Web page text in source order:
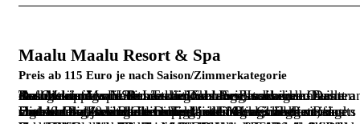
Maalu Maalu Resort & Spa
Preis ab 115 Euro je nach Saison/Zimmerkategorie
Das Maalu Maalu Resort liegt an der Passekudah-Bucht an der Ostküste von Sri Lanka. Der lange, sonnige Traumstrand am Ufer des türkisblauen Indischen Ozean und die üppige Natur machen das Resort zu einem echten Refugium für alle Ruhe- und Erholungssuchende. Das Resort wurde von den Traditionen Sri Lankas und seiner Architektur inspiriert.
Die 40 Chalets und alle öffentlichen Bereiche des Resorts sind harmonisch in die umliegende Natur integriert, das Hotel bietet jedem Gast eine Mischung aus Eleganz und Luxus. Die 40 eleganten und luxuriösen Chalets verfügen über ein eigenes Badezimmer mit Dusche, und Badewanne, sowie ein Doppel- oder Kingsize-Bett ist vorhanden. Zusätzlich verfügt jedes Chalet über einen eigenen Balkon oder eine Terrasse.